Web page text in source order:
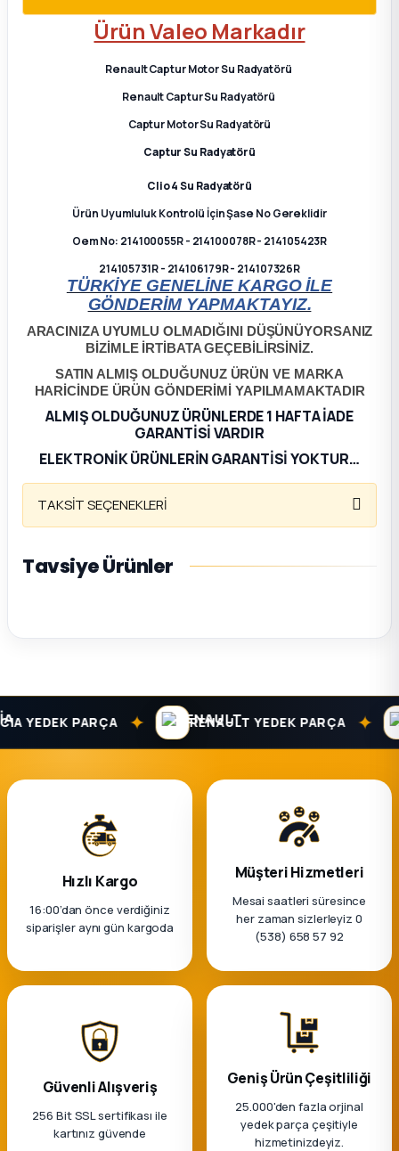
Sedan
Parça
Ürün Valeo Markadır
Renault Captur Motor Su Radyatörü
Renault Captur Su Radyatörü
Captur Motor Su Radyatörü
Captur Su Radyatörü
Clio 4Su Radyatörü
Ürün Uyumluluk Kontrolü İçin Şase No Gereklidir
Oem No: ­214100055R - 214100078R - 214105423R
214105731R - 214106179R - 214107326R
TÜRKİYE GENELİNE KARGO İLE
GÖNDERİM YAPMAKTAYIZ.
ARACINIZA UYUMLU OLMADIĞINI DÜŞÜNÜYORSANIZ
BİZİMLE İRTİBATA GEÇEBİLİRSİNİZ.
SATIN ALMIŞ OLDUĞUNUZ ÜRÜN VE MARKA
HARİCİNDE ÜRÜN GÖNDERİMİ YAPILMAMAKTADIR
ALMIŞ OLDUĞUNUZ ÜRÜNLERDE 1 HAFTA İADE
GARANTİSİ VARDIR
ELEKTRONİK ÜRÜNLERİN GARANTİSİ YOKTUR…
TAKSİT SEÇENEKLERİ
Tavsiye Ürünler
20 TL
Renault 19 Kalorifer Peteği Radyatörü - 7701204680 - Kale
1.349 TL
SEPETE EKLE
Radyatör Çatlak Sızıntı Onarıcı Tıkayıcı (300ml)
215 TL
YEDEK PARÇA ✦ RENAULT YEDEK PARÇA ✦
Hızlı Kargo
16:00’dan önce verdiğiniz
siparişler aynı gün kargoda
Müşteri Hizmetleri
Mesai saatleri süresince
her zaman sizlerleyiz 0
(538) 658 57 92
Güvenli Alışveriş
256 Bit SSL sertifikası ile
kartınız güvende
Geniş Ürün Çeşitliliği
25.000'den fazla orjinal
yedek parça çeşitiyle
hizmetinizdeyiz.